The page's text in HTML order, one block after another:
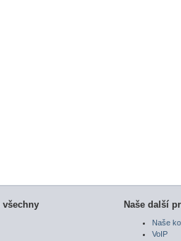
všechny Naše další
Naše
VoIP